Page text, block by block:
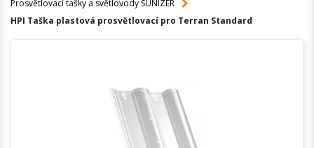
Prosvětlovací tašky a světlovody SUNIZER
HPI Taška plastová prosvětlovací pro Terran Standard